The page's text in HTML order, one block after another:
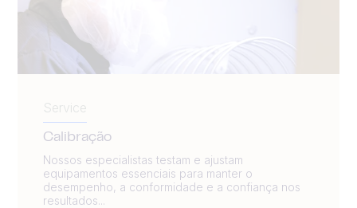
Service
Calibração
Nossos especialistas testam e ajustam
equipamentos essenciais para manter o
desempenho, a conformidade e a confiança nos
resultados...